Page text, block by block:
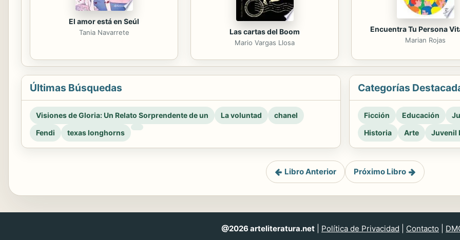
El amor está en Seúl
Tania Navarrete Las cartas del Boom
Mario Vargas Llosa
Encuentra Tu Persona
Marian Rojas
Últimas Búsquedas
Visiones de Gloria: Un Relato Sorprendente de un La voluntad
chanel
Fendi
texas longhorns
Categorías
Ficción Educación
Historia
Arte Juvenil
Libro Anterior Próximo Libro
@2026 arteliteratura.net Política de Privacidad Contacto